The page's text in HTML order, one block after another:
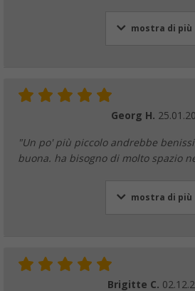
mostra di più
Georg H.
"Un po' più piccolo andrebbe
buona. ha bisogno di molto spazio
mostra di più
Brigitte C.